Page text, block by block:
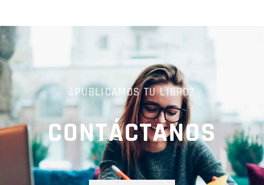
¿PUBLICAMOS TU LIBRO?
CONTÁCTANOS